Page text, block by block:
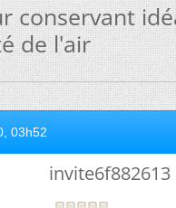
conservant
de l'air
03h52
invite6f882613